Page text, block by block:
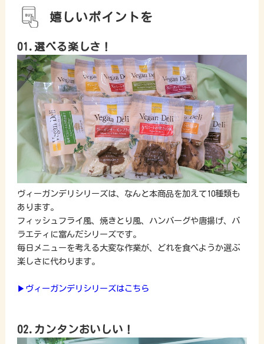
嬉しいポイントを
01.選べる楽しさ！
ヴィーガンデリシリーズは、なんと本商品を加えて10種類も
あります。
フィッシュフライ風、焼きとり風、ハンバーグや唐揚げ、バ
ラエティに富んだシリーズです。
毎日メニューを考える大変な作業が、どれを食べようか選ぶ
楽しさに代わります。
▶ヴィーガンデリシリーズはこちら
02.カンタンおいしい！